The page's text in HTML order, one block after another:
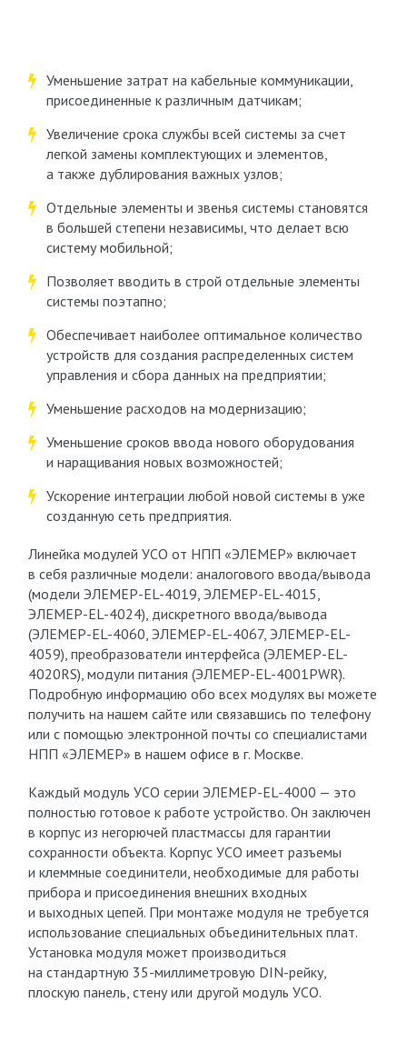
Уменьшение затрат на кабельные коммуникации,
присоединенные к различным датчикам;
Увеличение срока службы всей системы за счет
легкой замены комплектующих и элементов,
а также дублирования важных узлов;
Отдельные элементы и звенья системы становятся
в большей степени независимы, что делает всю
систему мобильной;
Позволяет вводить в строй отдельные элементы
системы поэтапно;
Обеспечивает наиболее оптимальное количество
устройств для создания распределенных систем
управления и сбора данных на предприятии;
Уменьшение расходов на модернизацию;
Уменьшение сроков ввода нового оборудования
и наращивания новых возможностей;
Ускорение интеграции любой новой системы в уже
созданную сеть предприятия.
Линейка модулей УСО от НПП «ЭЛЕМЕР» включает
в себя различные модели: аналогового ввода/вывода
(модели ЭЛЕМЕР-EL-4019, ЭЛЕМЕР-EL-4015,
ЭЛЕМЕР-EL-4024), дискретного ввода/вывода
(ЭЛЕМЕР-EL-4060, ЭЛЕМЕР-EL-4067, ЭЛЕМЕР-EL-
4059), преобразователи интерфейса (ЭЛЕМЕР-EL-
4020RS), модули питания (ЭЛЕМЕР-EL-4001PWR).
Подробную информацию обо всех модулях вы можете
получить на нашем сайте или связавшись по телефону
или с помощью электронной почты со специалистами
НПП «ЭЛЕМЕР» в нашем офисе в г. Москве.
Каждый модуль УСО серии ЭЛЕМЕР-EL-4000 — это
полностью готовое к работе устройство. Он заключен
в корпус из негорючей пластмассы для гарантии
сохранности объекта. Корпус УСО имеет разъемы
и клеммные соединители, необходимые для работы
прибора и присоединения внешних входных
и выходных цепей. При монтаже модуля не требуется
использование специальных объединительных плат.
Установка модуля может производиться
на стандартную 35-миллиметровую DIN-рейку,
плоскую панель, стену или другой модуль УСО.